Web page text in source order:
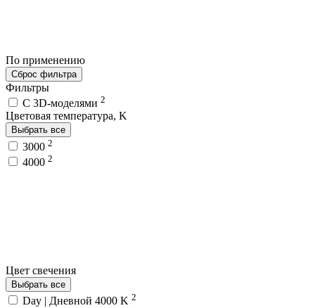
По применению
Сброс фильтра
Фильтры
C 3D-моделями 2
Цветовая температура, K
Выбрать все
3000 2
4000 2
Цвет свечения
Выбрать все
Day | Дневной 4000 K 2